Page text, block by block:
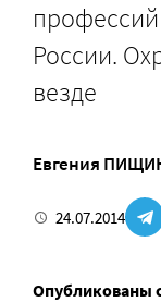
России.
везде
Евгения
24.07.2014
Опубликованы